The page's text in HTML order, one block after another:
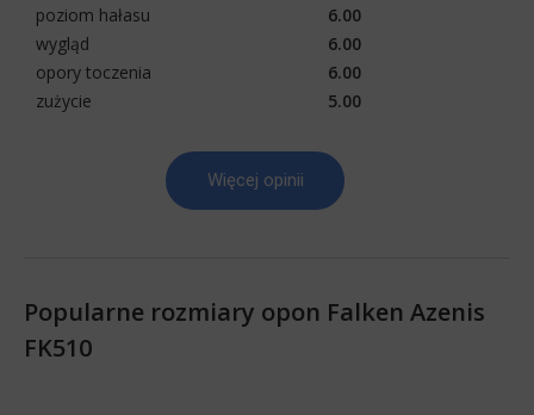
poziom hałasu
6.00
wygląd
6.00
opory toczenia
6.00
zużycie
5.00
Więcej opinii
Popularne rozmiary opon Falken Azenis
FK510